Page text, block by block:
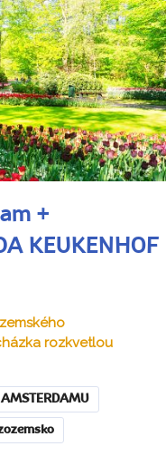
+
KEUKENHOF
rozkvetlou